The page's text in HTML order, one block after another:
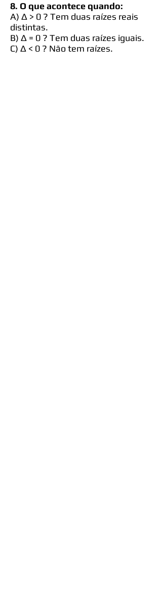
8. O que acontece quando:
A) Δ > 0 ? Tem duas raízes reais
distintas.
B) Δ = 0 ? Tem duas raízes iguais.
C) Δ < 0 ? Não tem raízes.